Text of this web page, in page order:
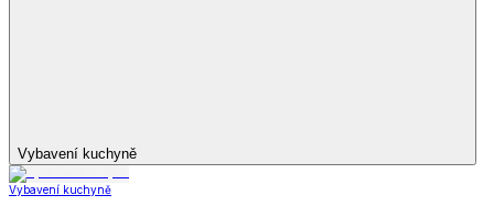
Vybavení kuchyně
Vybavení kuchyně